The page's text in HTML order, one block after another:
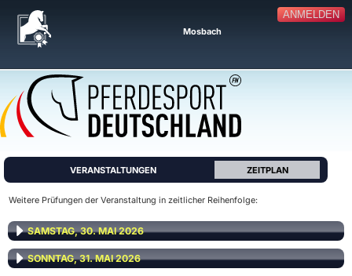
ANMELDEN
Mosbach
VERANSTALTUNGEN ZEITPLAN
Weitere Prüfungen der Veranstaltung in zeitlicher Reihenfolge:
SAMSTAG, 30. MAI 2026
SONNTAG, 31. MAI 2026